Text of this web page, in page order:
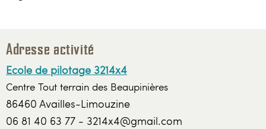
Adresse activité
Ecole de pilotage 3214x4
Centre Tout terrain des Beaupinières
86460 Availles-Limouzine
06 81 40 63 77 - 3214x4@gmail.com